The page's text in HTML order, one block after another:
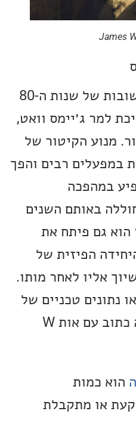
אחד ההמצאות החשובות של שנות ה-80
ג׳יימס וואט,
של
רבים והפך
השנים
את
של
מותו.
של
מגבר, ההספק יהיה כתוב עם אות W